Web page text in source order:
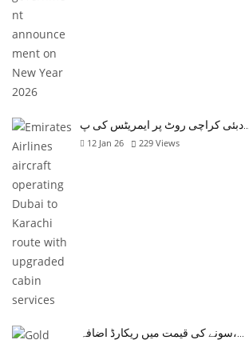
12 Jan 26 229 Views
سونے کی قیمت میں ریکارڈ اضافہ،…